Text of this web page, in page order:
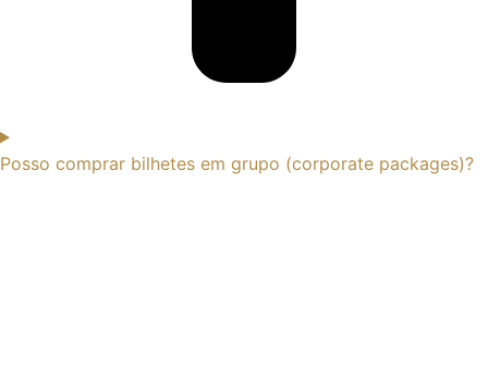
Posso comprar bilhetes em grupo (corporate packages)?